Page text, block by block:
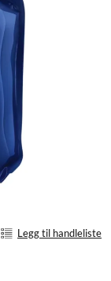
Legg til handleliste